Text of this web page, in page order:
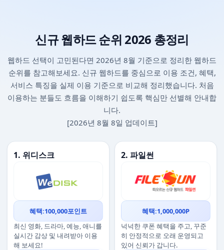
신규 웹하드 순위 2026 총정리
웹하드 선택이 고민된다면 2026년 8월 기준으로 정리한 웹하드
순위를 참고해보세요. 신규 웹하드를 중심으로 이용 조건, 혜택,
서비스 특징을 실제 이용 기준으로 비교해 정리했습니다. 처음
이용하는 분들도 흐름을 이해하기 쉽도록 핵심만 선별해 안내합
니다.
[2026년 8월 8일 업데이트]
1. 위디스크
혜택:100,000포인트
최신 영화, 드라마, 예능, 애니를
실시간 감상 및 내려받아 이용
해 보세요!
2. 파일썬
혜택:1,000,000P
넉넉한 쿠폰 혜택을 주고, 꾸준
히 안정적으로 오래 운영되고
있어 신뢰가 갑니다.